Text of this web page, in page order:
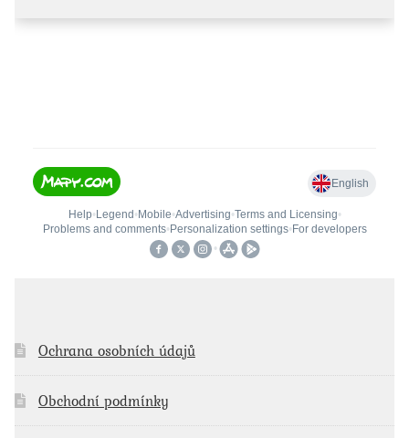
Ochrana osobních údajů
Obchodní podmínky